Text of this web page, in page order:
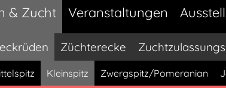
& Zucht Veranstaltungen
Züchterecke
Kleinspitz Zwergspitz/Pomeranian